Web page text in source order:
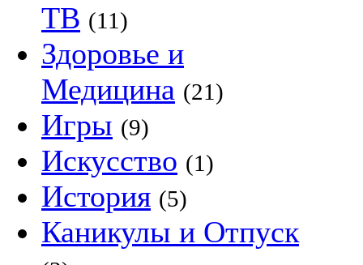
ТВ (11)
Здоровье и
Медицина (21)
Игры (9)
Искусство (1)
История (5)
Каникулы и Отпуск